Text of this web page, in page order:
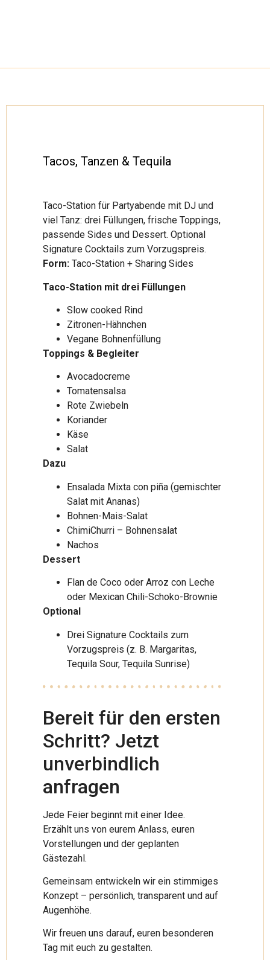
Tacos, Tanzen & Tequila
Taco-Station für Partyabende mit DJ und
viel Tanz: drei Füllungen, frische Toppings,
passende Sides und Dessert. Optional
Signature Cocktails zum Vorzugspreis.
Form: Taco-Station + Sharing Sides
Taco-Station mit drei Füllungen
Slow cooked Rind
Zitronen-Hähnchen
Vegane Bohnenfüllung
Toppings & Begleiter
Avocadocreme
Tomatensalsa
Rote Zwiebeln
Koriander
Käse
Salat
Dazu
Ensalada Mixta con piña (gemischter
Salat mit Ananas)
Bohnen-Mais-Salat
ChimiChurri – Bohnensalat
Nachos
Dessert
Flan de Coco oder Arroz con Leche
oder Mexican Chili-Schoko-Brownie
Optional
Drei Signature Cocktails zum
Vorzugspreis (z. B. Margaritas,
Tequila Sour, Tequila Sunrise)
Bereit für den ersten
Schritt? Jetzt
unverbindlich
anfragen
Jede Feier beginnt mit einer Idee.
Erzählt uns von eurem Anlass, euren
Vorstellungen und der geplanten
Gästezahl.
Gemeinsam entwickeln wir ein stimmiges
Konzept – persönlich, transparent und auf
Augenhöhe.
Wir freuen uns darauf, euren besonderen
Tag mit euch zu gestalten.